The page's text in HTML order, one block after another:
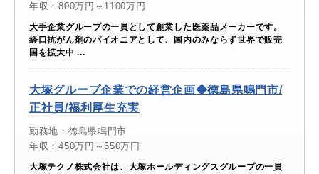
年収：800万円～1100万円
大手企業グループの一員として創業した医薬品メーカーです。
経口抗がん剤のパイオニアとして、国内のみならず世界で販売
国を拡大中 ...
大塚グループ企業での経営企画◆徳島県鳴門市/
正社員/福利厚生充実
勤務地：徳島県鳴門市
年収：450万円～650万円
大塚テクノ株式会社は、大塚ホールディングスグループの一員